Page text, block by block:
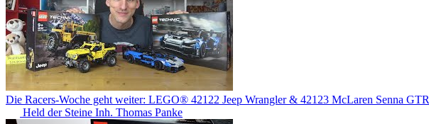
Die Racers-Woche geht weiter: LEGO® 42122 Jeep Wrangler & 42123 McLaren Senna GTR
Held der Steine Inh. Thomas Panke